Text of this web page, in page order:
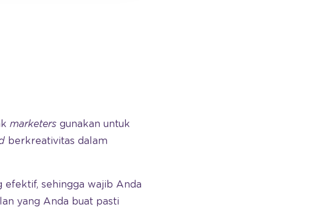
marketers gunakan untuk
berkreativitas dalam
efektif, sehingga wajib Anda
yang Anda buat pasti